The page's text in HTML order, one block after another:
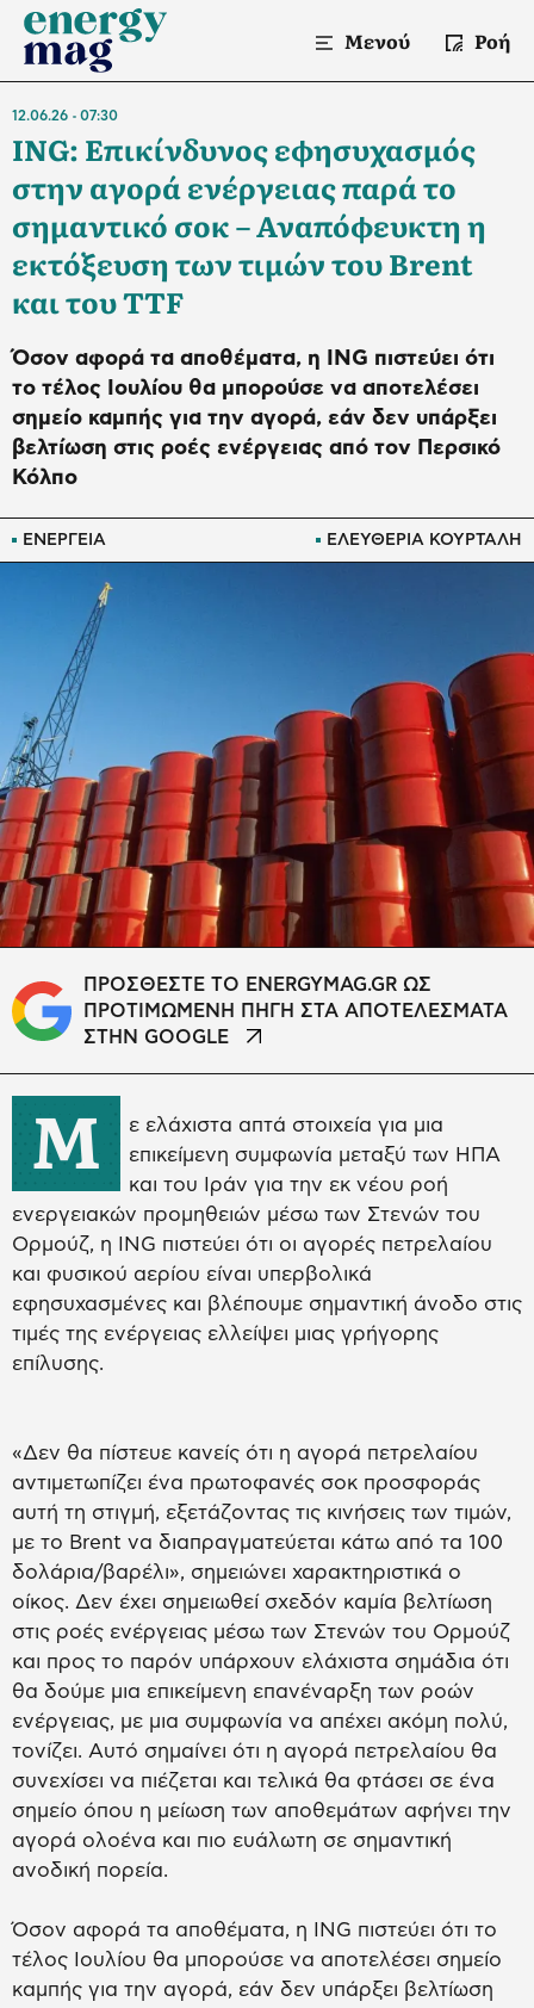
Μενού Ροή
ΕΝΕΡΓΕΙΑ ΕΛΕΥΘΕΡΙΑ ΚΟΥΡΤΑΛΗ
12.06.26 07:30
ING: Επικίνδυνος εφησυχασμός
στην αγορά ενέργειας παρά το
σημαντικό σοκ – Αναπόφευκτη η
εκτόξευση των τιμών του Brent
και του TTF
Όσον αφορά τα αποθέματα, η ING πιστεύει ότι
το τέλος Ιουλίου θα μπορούσε να αποτελέσει
σημείο καμπής για την αγορά, εάν δεν υπάρξει
βελτίωση στις ροές ενέργειας από τον Περσικό
Κόλπο
ΠΡΟΣΘΕΣΤΕ ΤΟ ENERGYMAG.GR ΩΣ
ΠΡΟΤΙΜΩΜΕΝΗ ΠΗΓΗ ΣΤΑ ΑΠΟΤΕΛΕΣΜΑΤΑ
ΣΤΗΝ GOOGLE
Μ
ε ελάχιστα απτά στοιχεία για μια
επικείμενη συμφωνία μεταξύ των ΗΠΑ
και του Ιράν για την εκ νέου ροή
ενεργειακών προμηθειών μέσω των Στενών του
Ορμούζ, η ING πιστεύει ότι οι αγορές πετρελαίου
και φυσικού αερίου είναι υπερβολικά
εφησυχασμένες και βλέπουμε σημαντική άνοδο στις
τιμές της ενέργειας ελλείψει μιας γρήγορης
επίλυσης.
«Δεν θα πίστευε κανείς ότι η αγορά πετρελαίου
αντιμετωπίζει ένα πρωτοφανές σοκ προσφοράς
αυτή τη στιγμή, εξετάζοντας τις κινήσεις των τιμών,
με το Brent να διαπραγματεύεται κάτω από τα 100
δολάρια/βαρέλι», σημειώνει χαρακτηριστικά ο
οίκος. Δεν έχει σημειωθεί σχεδόν καμία βελτίωση
στις ροές ενέργειας μέσω των Στενών του Ορμούζ
και προς το παρόν υπάρχουν ελάχιστα σημάδια ότι
θα δούμε μια επικείμενη επανέναρξη των ροών
ενέργειας, με μια συμφωνία να απέχει ακόμη πολύ,
τονίζει. Αυτό σημαίνει ότι η αγορά πετρελαίου θα
συνεχίσει να πιέζεται και τελικά θα φτάσει σε ένα
σημείο όπου η μείωση των αποθεμάτων αφήνει την
αγορά ολοένα και πιο ευάλωτη σε σημαντική
ανοδική πορεία.
Όσον αφορά τα αποθέματα, η ING πιστεύει ότι το
τέλος Ιουλίου θα μπορούσε να αποτελέσει σημείο
καμπής για την αγορά, εάν δεν υπάρξει βελτίωση